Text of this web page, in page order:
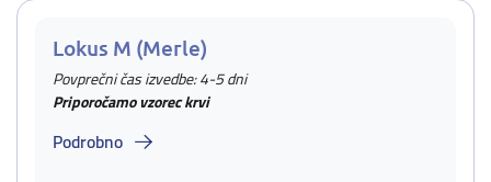
Lokus M (Merle)
Povprečni čas izvedbe: 4-5 dni
Priporočamo vzorec krvi
Podrobno